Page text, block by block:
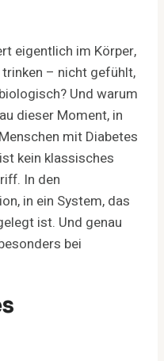
eigentlich im Körper,
– nicht gefühlt,
Und warum
dieser Moment, in
mit Diabetes
kein klassisches
In den
in ein System, das
ist. Und genau
bei